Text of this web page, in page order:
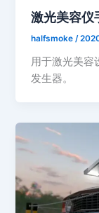
激光美容仪
halfsmoke/
用于激光美容
发生器。